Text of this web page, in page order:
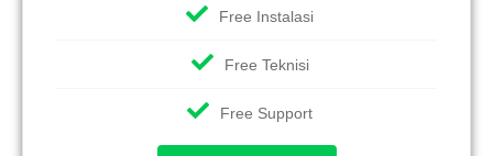
Free Instalasi
Free Teknisi
Free Support